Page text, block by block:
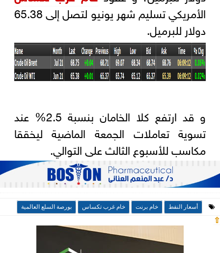
الأمريكي تسليم شهر يونيو لتصل إلى 65.38
دولار للبرميل.
و قد ارتفع كلا الخامان بنسبة 2.5% عند
تسوية تعاملات الجمعة الماضية ليخققا
مكاسب للأسبوع الثالث على التوالي.
أسعار النفط خام برنت خام غرب تكساس بورصة السلع العالمية
⇧